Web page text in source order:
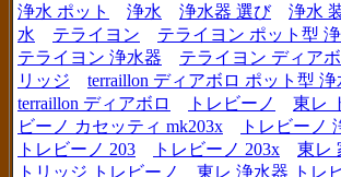
浄水 ポット 浄水 浄水器 選び 浄水
水
テライヨン
テライヨン ポット型
テライヨン 浄水器
テライヨン ディア
リッジ
terraillon ディアボロ ポット型 浄
terraillon ディアボロ
トレビーノ 東レ
ビーノ カセッティ mk203x
トレビーノ
トレビーノ 203
トレビーノ 203x
東レ
トリッジ トレビーノ
東レ 浄水器 トレ